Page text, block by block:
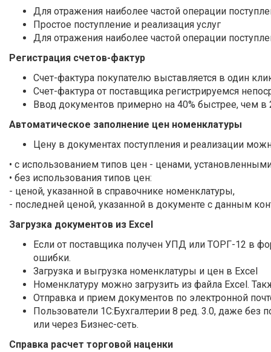
Для отражения наиболее частой операции
Простое поступление и реализация услуг
Для отражения наиболее частой операции
Регистрация счетов-фактур
Счет-фактура покупателю выставляется в один
Счет-фактура от поставщика регистрируемся
Ввод документов примерно на 40% быстрее, чем в
Автоматическое заполнение цен номенклатуры
Цену в документах поступления и реализации
• с использованием типов цен - ценами,
• без использования типов цен:
- ценой, указанной в справочнике номенклатуры,
- последней ценой, указанной в документе с данным
Загрузка документов из Excel
Если от поставщика получен УПД или ТОРГ-12 в
ошибки.
Загрузка и выгрузка номенклатуры и цен в Excel
Номенклатуру можно загрузить из файла Excel.
Отправка и прием документов по электронной
Пользователи 1С:Бухгалтерии 8 ред. 3.0, даже
или через Бизнес-сеть.
Справка расчет торговой наценки